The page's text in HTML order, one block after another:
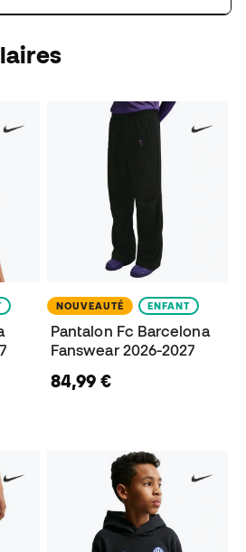
NOUVEAUTÉ ENFANT
Pantalon Fc Barcelona
Fanswear 2026-2027
84,99 €